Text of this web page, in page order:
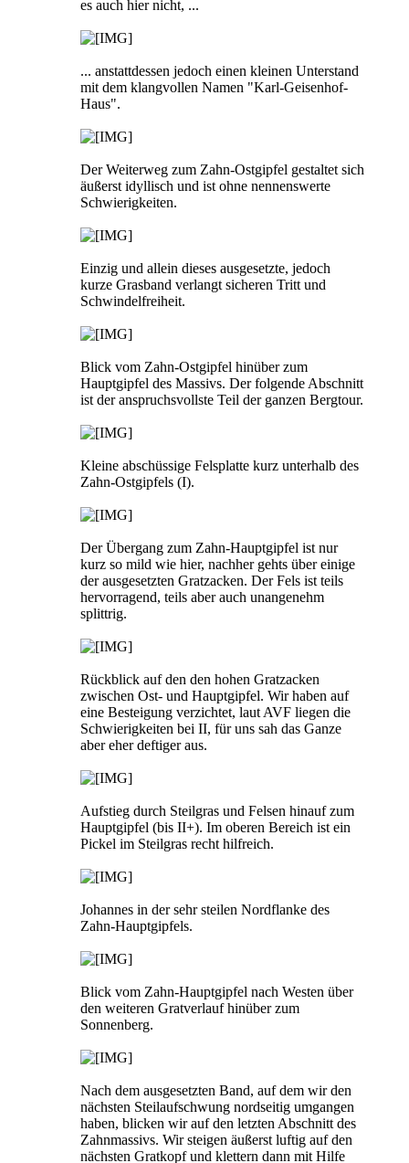
es auch hier nicht, ...
... anstattdessen jedoch einen kleinen Unterstand
mit dem klangvollen Namen "Karl-Geisenhof-
Haus".
Der Weiterweg zum Zahn-Ostgipfel gestaltet sich
äußerst idyllisch und ist ohne nennenswerte
Schwierigkeiten.
Einzig und allein dieses ausgesetzte, jedoch
kurze Grasband verlangt sicheren Tritt und
Schwindelfreiheit.
Blick vom Zahn-Ostgipfel hinüber zum
Hauptgipfel des Massivs. Der folgende Abschnitt
ist der anspruchsvollste Teil der ganzen Bergtour.
Kleine abschüssige Felsplatte kurz unterhalb des
Zahn-Ostgipfels (I).
Der Übergang zum Zahn-Hauptgipfel ist nur
kurz so mild wie hier, nachher gehts über einige
der ausgesetzten Gratzacken. Der Fels ist teils
hervorragend, teils aber auch unangenehm
splittrig.
Rückblick auf den den hohen Gratzacken
zwischen Ost- und Hauptgipfel. Wir haben auf
eine Besteigung verzichtet, laut AVF liegen die
Schwierigkeiten bei II, für uns sah das Ganze
aber eher deftiger aus.
Aufstieg durch Steilgras und Felsen hinauf zum
Hauptgipfel (bis II+). Im oberen Bereich ist ein
Pickel im Steilgras recht hilfreich.
Johannes in der sehr steilen Nordflanke des
Zahn-Hauptgipfels.
Blick vom Zahn-Hauptgipfel nach Westen über
den weiteren Gratverlauf hinüber zum
Sonnenberg.
Nach dem ausgesetzten Band, auf dem wir den
nächsten Steilaufschwung nordseitig umgangen
haben, blicken wir auf den letzten Abschnitt des
Zahnmassivs. Wir steigen äußerst luftig auf den
nächsten Gratkopf und klettern dann mit Hilfe